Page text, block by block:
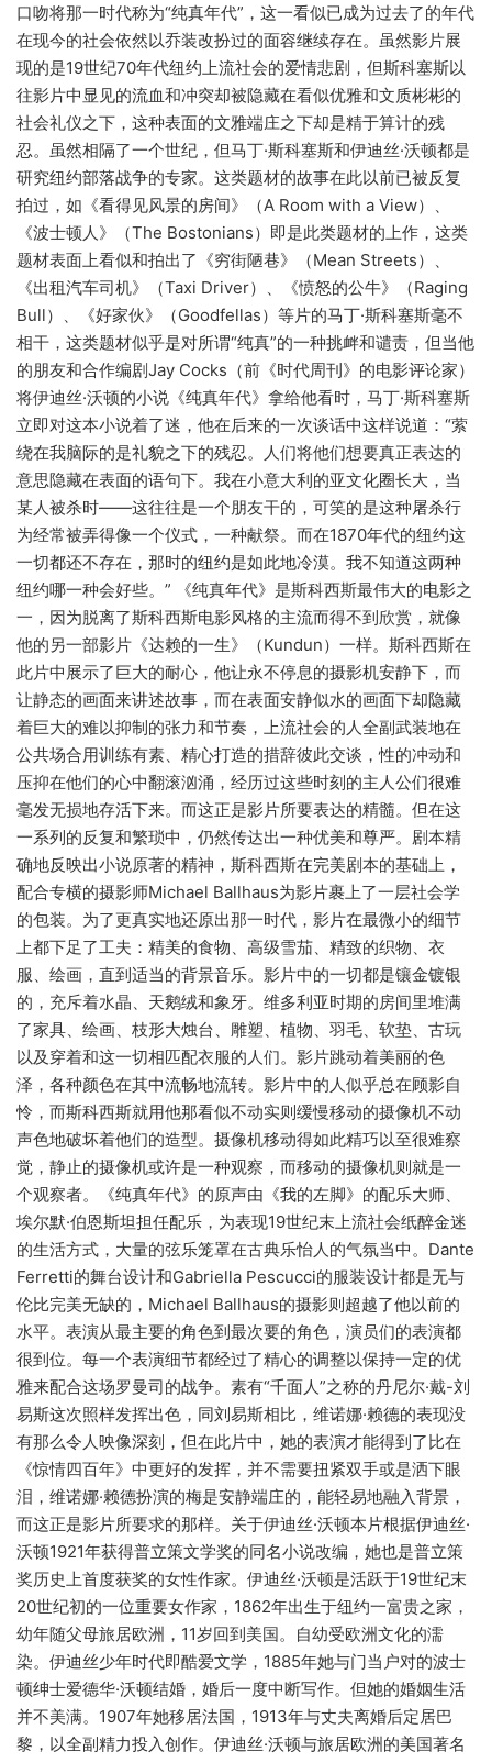
口吻将那一时代称为“纯真年代”，这一看似已成为过去了的年代
在现今的社会依然以乔装改扮过的面容继续存在。虽然影片展
现的是19世纪70年代纽约上流社会的爱情悲剧，但斯科塞斯以
往影片中显见的流血和冲突却被隐藏在看似优雅和文质彬彬的
社会礼仪之下，这种表面的文雅端庄之下却是精于算计的残
忍。虽然相隔了一个世纪，但马丁·斯科塞斯和伊迪丝·沃顿都是
研究纽约部落战争的专家。这类题材的故事在此以前已被反复
拍过，如《看得见风景的房间》（A Room with a View）、
《波士顿人》（The Bostonians）即是此类题材的上作，这类
题材表面上看似和拍出了《穷街陋巷》（Mean Streets）、
《出租汽车司机》（Taxi Driver）、《愤怒的公牛》（Raging
Bull）、《好家伙》（Goodfellas）等片的马丁·斯科塞斯毫不
相干，这类题材似乎是对所谓“纯真”的一种挑衅和谴责，但当他
的朋友和合作编剧Jay Cocks（前《时代周刊》的电影评论家）
将伊迪丝·沃顿的小说《纯真年代》拿给他看时，马丁·斯科塞斯
立即对这本小说着了迷，他在后来的一次谈话中这样说道：“萦
绕在我脑际的是礼貌之下的残忍。人们将他们想要真正表达的
意思隐藏在表面的语句下。我在小意大利的亚文化圈长大，当
某人被杀时——这往往是一个朋友干的，可笑的是这种屠杀行
为经常被弄得像一个仪式，一种献祭。而在1870年代的纽约这
一切都还不存在，那时的纽约是如此地冷漠。我不知道这两种
纽约哪一种会好些。” 《纯真年代》是斯科西斯最伟大的电影之
一，因为脱离了斯科西斯电影风格的主流而得不到欣赏，就像
他的另一部影片《达赖的一生》（Kundun）一样。斯科西斯在
此片中展示了巨大的耐心，他让永不停息的摄影机安静下，而
让静态的画面来讲述故事，而在表面安静似水的画面下却隐藏
着巨大的难以抑制的张力和节奏，上流社会的人全副武装地在
公共场合用训练有素、精心打造的措辞彼此交谈，性的冲动和
压抑在他们的心中翻滚汹涌，经历过这些时刻的主人公们很难
毫发无损地存活下来。而这正是影片所要表达的精髓。但在这
一系列的反复和繁琐中，仍然传达出一种优美和尊严。剧本精
确地反映出小说原著的精神，斯科西斯在完美剧本的基础上，
配合专横的摄影师Michael Ballhaus为影片裹上了一层社会学
的包装。为了更真实地还原出那一时代，影片在最微小的细节
上都下足了工夫：精美的食物、高级雪茄、精致的织物、衣
服、绘画，直到适当的背景音乐。影片中的一切都是镶金镀银
的，充斥着水晶、天鹅绒和象牙。维多利亚时期的房间里堆满
了家具、绘画、枝形大烛台、雕塑、植物、羽毛、软垫、古玩
以及穿着和这一切相匹配衣服的人们。影片跳动着美丽的色
泽，各种颜色在其中流畅地流转。影片中的人似乎总在顾影自
怜，而斯科西斯就用他那看似不动实则缓慢移动的摄像机不动
声色地破坏着他们的造型。摄像机移动得如此精巧以至很难察
觉，静止的摄像机或许是一种观察，而移动的摄像机则就是一
个观察者。《纯真年代》的原声由《我的左脚》的配乐大师、
埃尔默·伯恩斯坦担任配乐，为表现19世纪末上流社会纸醉金迷
的生活方式，大量的弦乐笼罩在古典乐怡人的气氛当中。Dante
Ferretti的舞台设计和Gabriella Pescucci的服装设计都是无与
伦比完美无缺的，Michael Ballhaus的摄影则超越了他以前的
水平。表演从最主要的角色到最次要的角色，演员们的表演都
很到位。每一个表演细节都经过了精心的调整以保持一定的优
雅来配合这场罗曼司的战争。素有“千面人”之称的丹尼尔·戴-刘
易斯这次照样发挥出色，同刘易斯相比，维诺娜·赖德的表现没
有那么令人映像深刻，但在此片中，她的表演才能得到了比在
《惊情四百年》中更好的发挥，并不需要扭紧双手或是洒下眼
泪，维诺娜·赖德扮演的梅是安静端庄的，能轻易地融入背景，
而这正是影片所要求的那样。关于伊迪丝·沃顿本片根据伊迪丝·
沃顿1921年获得普立策文学奖的同名小说改编，她也是普立策
奖历史上首度获奖的女性作家。伊迪丝·沃顿是活跃于19世纪末
20世纪初的一位重要女作家，1862年出生于纽约一富贵之家，
幼年随父母旅居欧洲，11岁回到美国。自幼受欧洲文化的濡
染。伊迪丝少年时代即酷爱文学，1885年她与门当户对的波士
顿绅士爱德华·沃顿结婚，婚后一度中断写作。但她的婚姻生活
并不美满。1907年她移居法国，1913年与丈夫离婚后定居巴
黎，以全副精力投入创作。伊迪丝·沃顿与旅居欧洲的美国著名